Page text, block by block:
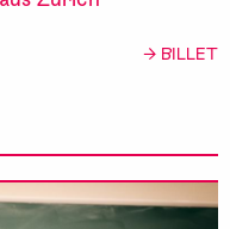
→ BILLET